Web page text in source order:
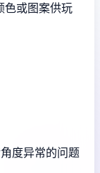
色或图案供玩
度异常的问题